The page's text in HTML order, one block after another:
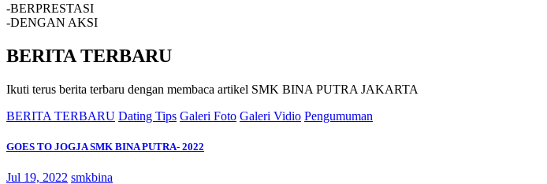
-BERPRESTASI
-DENGAN AKSI
BERITA TERBARU
Ikuti terus berita terbaru dengan membaca artikel SMK BINA PUTRA JAKARTA
BERITA TERBARU Dating Tips Galeri Foto Galeri Vidio Pengumuman
GOES TO JOGJA SMK BINA PUTRA- 2022
Jul 19, 2022 smkbina